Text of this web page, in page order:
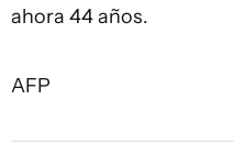
ahora 44 años.
AFP